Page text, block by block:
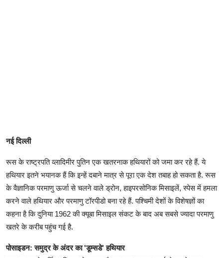
नई दिल्ली
रूस के राष्ट्रपति व्लादिमीर पुतिन एक खतरनाक हथियारों को जमा कर रहे हैं. ये
हथियार इतने भयानक हैं कि इन्हें दबाने मात्र से पूरा एक देश तबाह हो सकता है. रूस
के वैज्ञानिक परमाणु ऊर्जा से चलने वाले ड्रोन, हाइपरसोनिक मिसाइलें, स्पेस में हमला
करने वाले हथियार और परमाणु टॉरपीडो बना रहे हैं. पश्चिमी देशों के विशेषज्ञों का
कहना है कि दुनिया 1962 की क्यूबा मिसाइल संकट के बाद अब सबसे ज्यादा परमाणु
खतरे के करीब पहुंच गई है.
पोसाइडन: समुद्र के अंदर का 'डूम्सडे' हथियार